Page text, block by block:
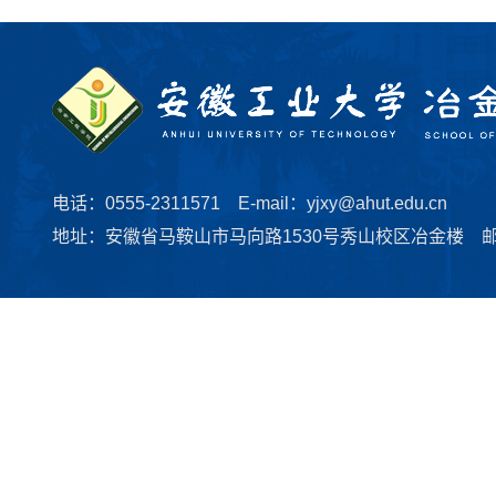
电话：0555-2311571 E-mail：yjxy@ahut.edu.cn
地址：安徽省马鞍山市马向路1530号秀山校区冶金楼